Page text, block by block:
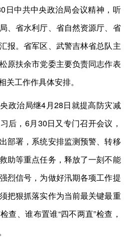
日中共中央政治局会议精神，听
、省水利厅、省自然资源厅、省
报。省军区、武警吉林省总队主
原扶余市党委主要负责同志作表
关工作作具体安排。
政治局继4月28日就提高防灾减
后，6月30日又专门召开会议，
部署，系统安排监测预警、转移
助等重点任务，释放了一刻不能
烈信号，为做好汛期各项工作提
把狠抓落实作为当前最关键最重
查、谁布置谁“四不两直”检查，